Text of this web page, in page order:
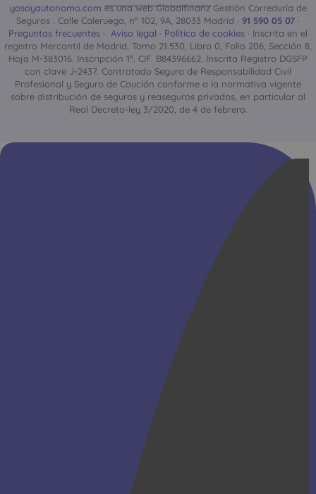
yosoyautonomo.com es una web Globalfinanz Gestión Correduría de
Seguros . Calle Caleruega, nº 102, 9A, 28033 Madrid · 91 590 05 07 ·
Preguntas frecuentes · Aviso legal · Política de cookies · Inscrita en el
registro Mercantil de Madrid, Tomo 21.530, Libro 0, Folio 206, Sección 8,
Hoja M-383016. Inscripción 1ª. CIF. B84396662. Inscrita Registro DGSFP
con clave J-2437. Contratado Seguro de Responsabilidad Civil
Profesional y Seguro de Caución conforme a la normativa vigente
sobre distribución de seguros y reaseguros privados, en particular al
Real Decreto-ley 3/2020, de 4 de febrero.